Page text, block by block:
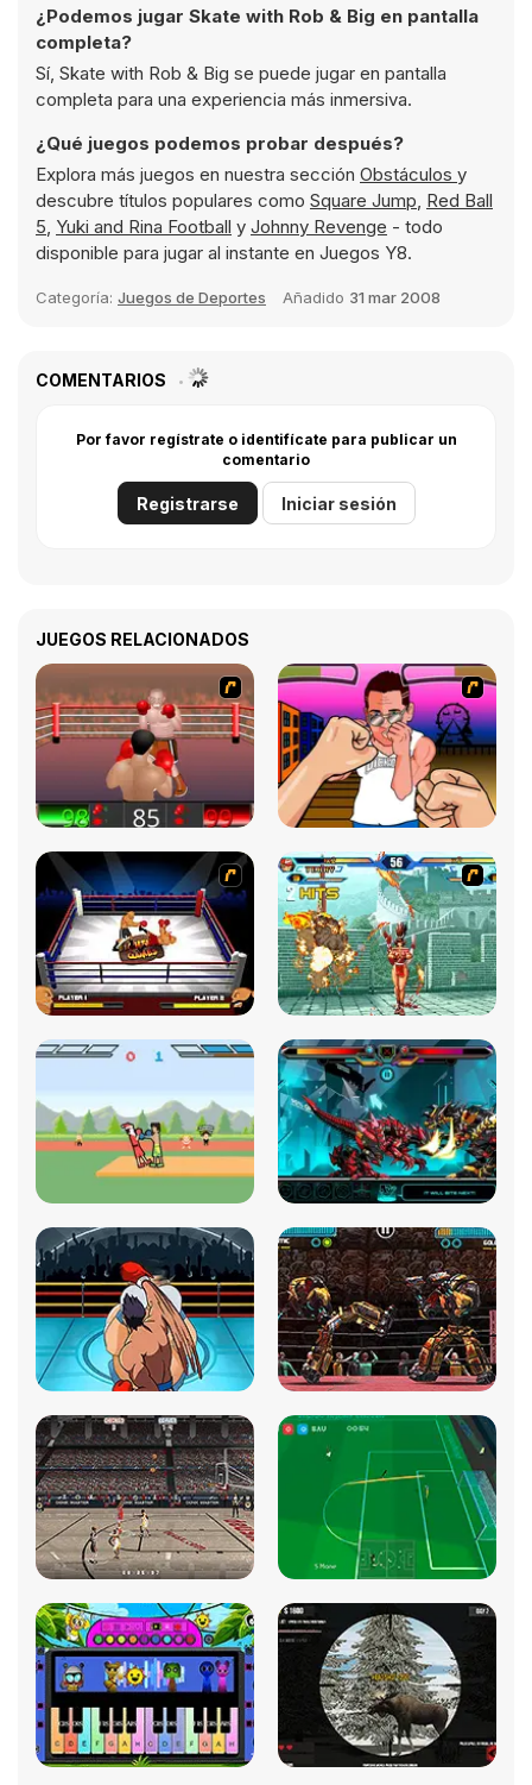
¿Podemos jugar Skate with Rob & Big en pantalla
completa?
Sí, Skate with Rob & Big se puede jugar en pantalla
completa para una experiencia más inmersiva.
¿Qué juegos podemos probar después?
Explora más juegos en nuestra sección Obstáculos y
descubre títulos populares como Square Jump, Red Ball
5, Yuki and Rina Football y Johnny Revenge - todo
disponible para jugar al instante en Juegos Y8.
Categoría: Juegos de Deportes Añadido 31 mar 2008
COMENTARIOS
Por favor regístrate o identifícate para publicar un
comentario
Registrarse Iniciar sesión
JUEGOS RELACIONADOS